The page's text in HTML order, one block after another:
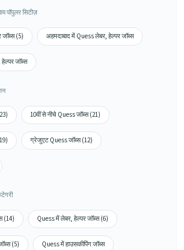
पॉपुलर सिटीज़
(5) अहमदाबाद में Quess लेबर, हेल्पर जॉब्स
जॉब्स
10वीं से नीचे Quess जॉब्स (21)
ग्रेजुएट Quess जॉब्स (12)
(14) Quess में लेबर, हेल्पर जॉब्स (6)
(5) Quess में हाउसकीपिंग जॉब्स